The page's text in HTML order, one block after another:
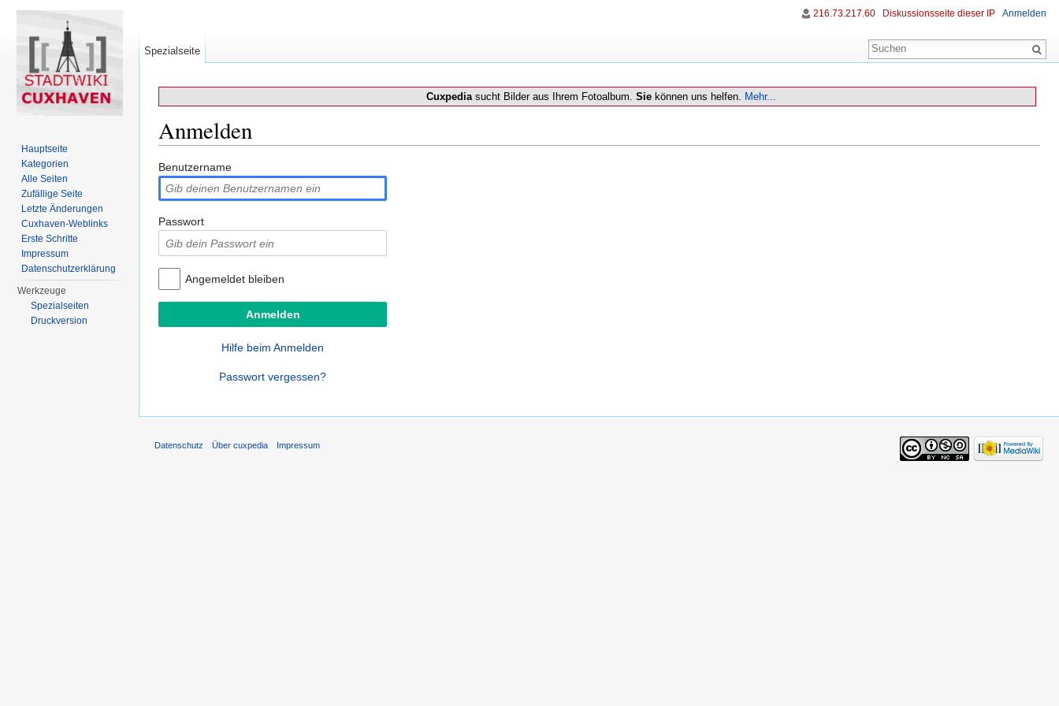
Cuxpediasucht Bilder aus Ihrem Fotoalbum. Sie können uns helfen. Mehr...
Anmelden
Benutzername
Passwort
Angemeldet bleiben
Hilfe beim Anmelden
Passwort vergessen?
216.73.217.60 Diskussionsseite dieser IP Anmelden
Spezialseite
Hauptseite
Kategorien
Alle Seiten
Zufällige Seite
Letzte Änderungen
Cuxhaven-Weblinks
Erste Schritte
Impressum
Datenschutzerklärung
Werkzeuge
Spezialseiten
Druckversion
Datenschutz Über cuxpedia Impressum